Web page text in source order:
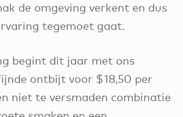
de omgeving verkent en dus
tegemoet gaat.
begint dit jaar met ons
ontbijt voor $18,50 per
niet te versmaden combinatie